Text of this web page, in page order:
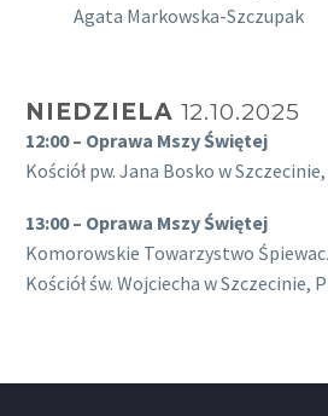
Agata Markowska-Szczupak
NIEDZIELA 12.10.2025
12:00 – Oprawa Mszy Świętej
Kościół pw. Jana Bosko w
13:00 – Oprawa Mszy Świętej
Komorowskie Towarzystwo
Kościół św. Wojciecha w Szczecinie,